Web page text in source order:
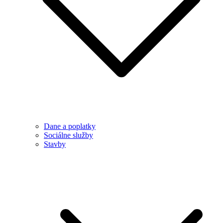
Dane a poplatky
Sociálne služby
Stavby